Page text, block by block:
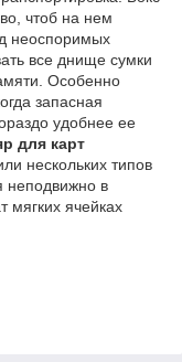
чтоб на нем
неоспоримых
все днище сумки
Особенно
запасная
удобнее ее
для карт
нескольких типов
неподвижно в
мягких ячейках